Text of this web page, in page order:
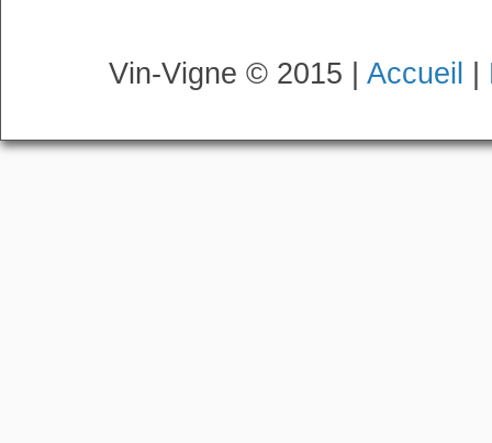
Vin-Vigne © 2015 | Accueil